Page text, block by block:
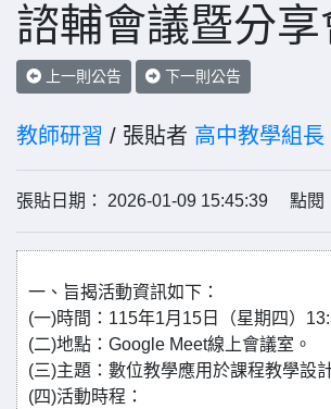
諮輔會議暨分享
上一則公告 下一則公告
教師研習 / 張貼者 高中教學組長
張貼日期： 2026-01-09 15:45:39 點閱
一、旨揭活動資訊如下：
(一)時間：115年1月15日（星期四）
(二)地點：Google Meet線上會議室。
(三)主題：數位教學應用於課程教學設
(四)活動時程：